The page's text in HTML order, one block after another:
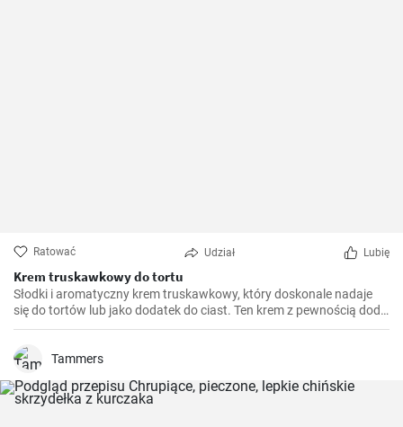
Ratować Udział Lubię
Krem truskawkowy do tortu
Słodki i aromatyczny krem truskawkowy, który doskonale nadaje
się do tortów lub jako dodatek do ciast. Ten krem z pewnością doda
soczystości i świeżości każdemu wypiekowi.
Tammers